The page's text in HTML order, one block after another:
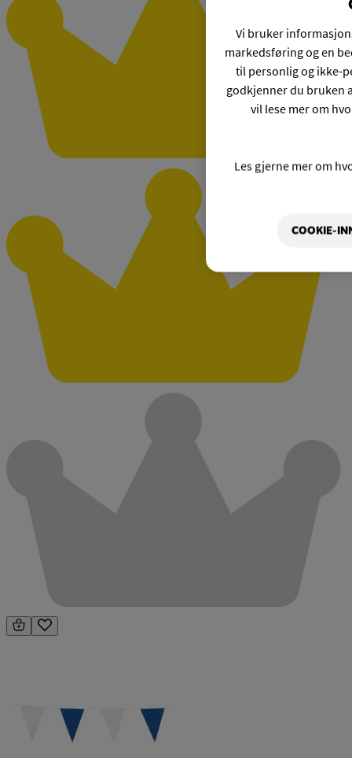
Vi bruker
markedsføring og en
til personlig og ikke-
godkjenner du bruken
vil lese mer om
Les gjerne mer om
COOKIE-